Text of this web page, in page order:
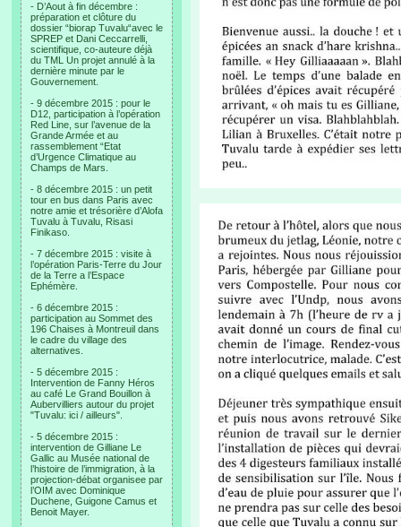
- D’Aout à fin décembre :
préparation et clôture du
dossier “biorap Tuvalu“avec le
SPREP et Dani Ceccarrelli,
scientifique, co-auteure déjà
du TML Un projet annulé à la
dernière minute par le
Gouvernement.
- 9 décembre 2015 : pour le
D12, participation à l’opération
Red Line, sur l’avenue de la
Grande Armée et au
rassemblement “Etat
d’Urgence Climatique au
Champs de Mars.
- 8 décembre 2015 : un petit
tour en bus dans Paris avec
notre amie et trésorière d’Alofa
Tuvalu à Tuvalu, Risasi
Finikaso.
- 7 décembre 2015 : visite à
l’opération Paris-Terre du Jour
de la Terre a l’Espace
Ephémère.
- 6 décembre 2015 :
participation au Sommet des
196 Chaises à Montreuil dans
le cadre du village des
alternatives.
- 5 décembre 2015 :
Intervention de Fanny Héros
au café Le Grand Bouillon à
Aubervilliers autour du projet
"Tuvalu: ici / ailleurs".
- 5 décembre 2015 :
intervention de Gilliane Le
Gallic au Musée national de
l’histoire de l’immigration, à la
projection-débat organisee par
l’OIM avec Dominique
Duchene, Guigone Camus et
Benoit Mayer.